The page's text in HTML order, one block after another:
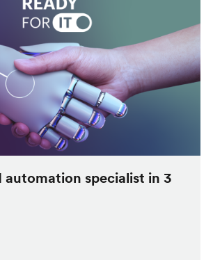
automation specialist in 3